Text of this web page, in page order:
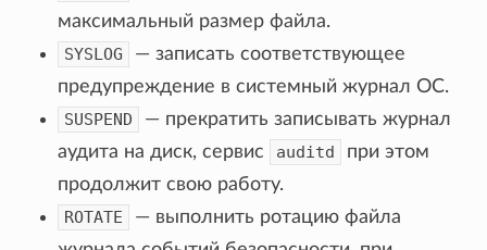
максимальный размер файла.
SYSLOG
— записать соответствующее
предупреждение в системный журнал ОС.
SUSPEND
— прекратить записывать журнал
аудита на диск, сервис
auditd
при этом
продолжит свою работу.
ROTATE
— выполнить ротацию файла